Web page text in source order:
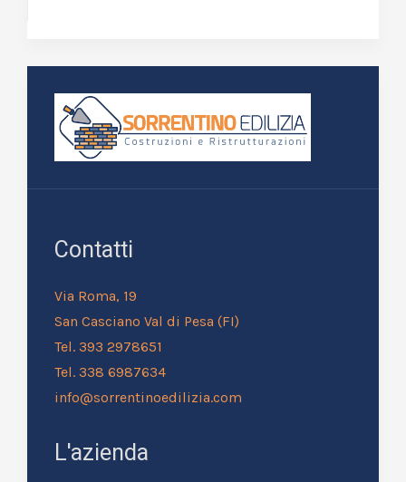
Contatti
Via Roma, 19
San Casciano Val di Pesa (FI)
Tel. 393 2978651
Tel. 338 6987634
info@sorrentinoedilizia.com
L'azienda